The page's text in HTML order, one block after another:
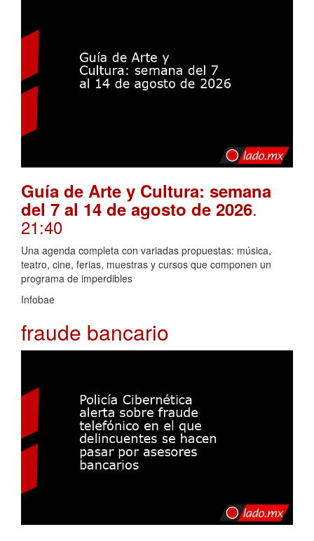
Guía de Arte y Cultura: semana
del 7 al 14 de agosto de 2026.
21:40
Una agenda completa con variadas propuestas: música,
teatro, cine, ferias, muestras y cursos que componen un
programa de imperdibles
Infobae
fraude bancario